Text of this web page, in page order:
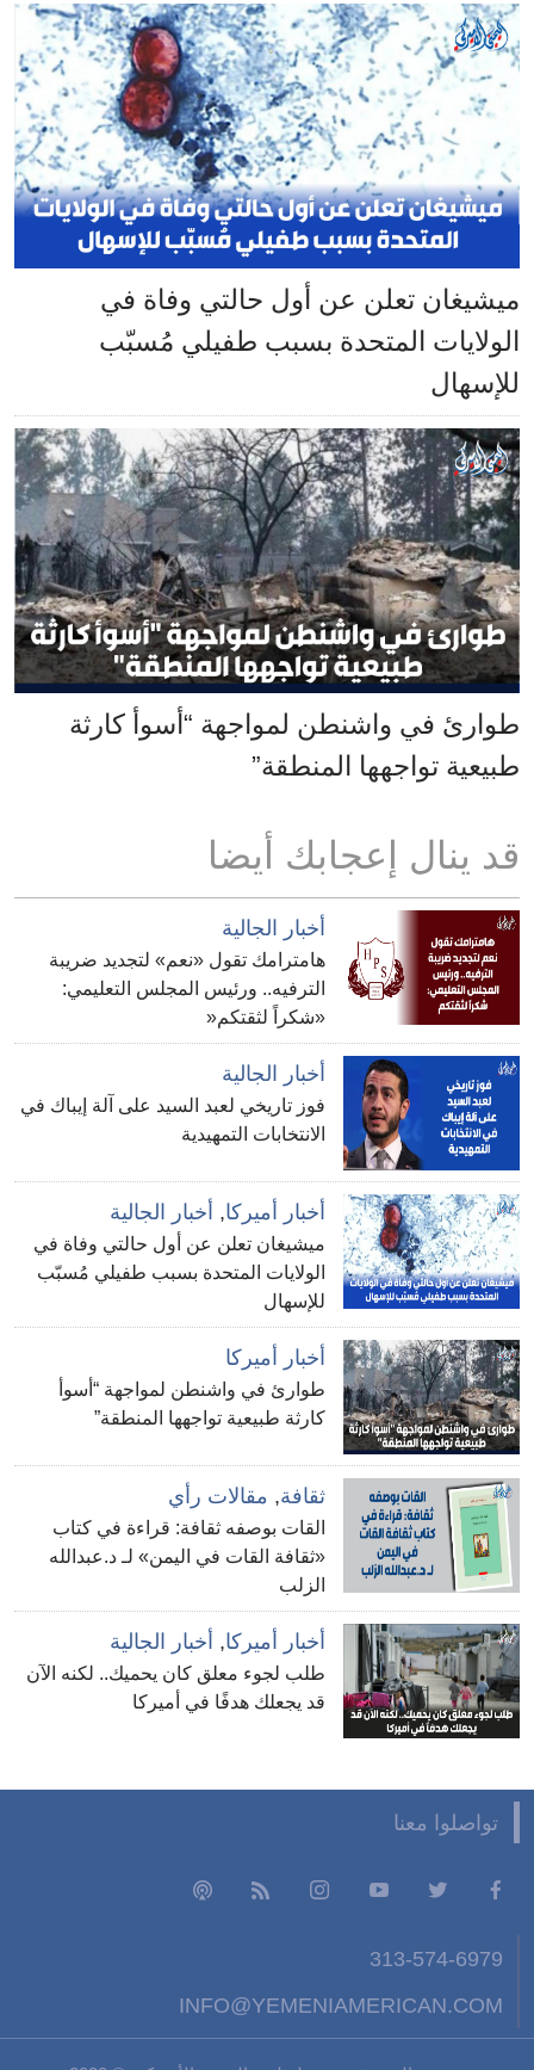
ميشيغان تعلن عن أول حالتي وفاة في
الولايات المتحدة بسبب طفيلي مُسبّب
للإسهال
طوارئ في واشنطن لمواجهة “أسوأ كارثة
طبيعية تواجهها المنطقة”
قد ينال إعجابك أيضا
أخبار الجالية
هامترامك تقول «نعم» لتجديد ضريبة
الترفيه.. ورئيس المجلس التعليمي:
«شكراً لثقتكم«
أخبار الجالية
فوز تاريخي لعبد السيد على آلة إيباك في
الانتخابات التمهيدية
أخبار أميركا, أخبار الجالية
ميشيغان تعلن عن أول حالتي وفاة في
الولايات المتحدة بسبب طفيلي مُسبّب
للإسهال
أخبار أميركا
طوارئ في واشنطن لمواجهة “أسوأ
كارثة طبيعية تواجهها المنطقة”
ثقافة, مقالات رأي
القات بوصفه ثقافة: قراءة في كتاب
«ثقافة القات في اليمن» لـ د.عبدالله
الزلب
أخبار أميركا, أخبار الجالية
طلب لجوء معلق كان يحميك.. لكنه الآن
قد يجعلك هدفًا في أميركا
تواصلوا معنا
313-574-6979
INFO@YEMENIAMERICAN.COM